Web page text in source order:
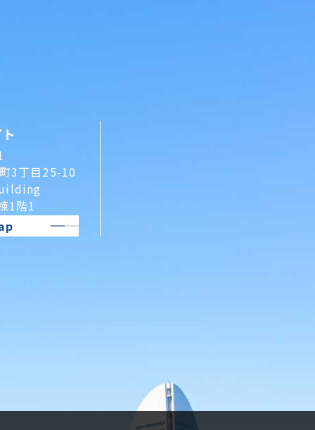
3丁目25-10
1階1